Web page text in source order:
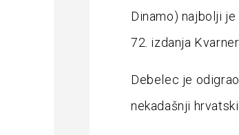
Dinamo) najbolji
72. izdanja
Debelec je
nekadašnji